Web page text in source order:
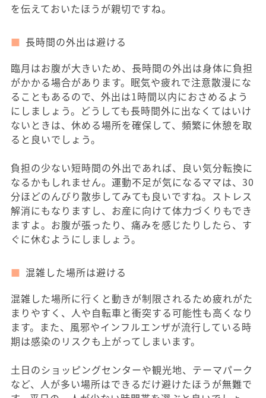
を伝えておいたほうが親切ですね。
長時間の外出は避ける
臨月はお腹が大きいため、長時間の外出は身体に負担
がかかる場合があります。眠気や疲れで注意散漫にな
ることもあるので、外出は1時間以内におさめるよう
にしましょう。どうしても長時間外に出なくてはいけ
ないときは、休める場所を確保して、頻繁に休憩を取
ると良いでしょう。
負担の少ない短時間の外出であれば、良い気分転換に
なるかもしれません。運動不足が気になるママは、30
分ほどのんびり散歩してみても良いですね。ストレス
解消にもなりますし、お産に向けて体力づくりもでき
ますよ。お腹が張ったり、痛みを感じたりしたら、す
ぐに休むようにしましょう。
混雑した場所は避ける
混雑した場所に行くと動きが制限されるため疲れがた
まりやすく、人や自転車と衝突する可能性も高くなり
ます。また、風邪やインフルエンザが流行している時
期は感染のリスクも上がってしまいます。
土日のショッピングセンターや観光地、テーマパーク
など、人が多い場所はできるだけ避けたほうが無難で